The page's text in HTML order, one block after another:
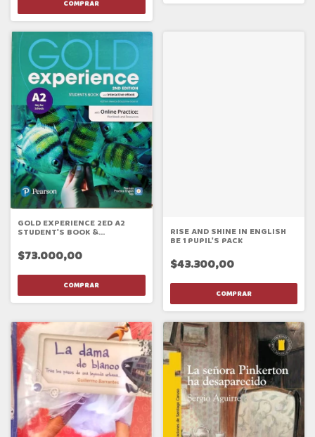
GOLD EXPERIENCE 2ED A2
STUDENT'S BOOK &
ONLINE PRACTICE, DIGITAL
RESOURCES &
$73.000,00
RISE AND SHINE IN ENGLISH
BE 1 PUPIL'S PACK
$43.300,00